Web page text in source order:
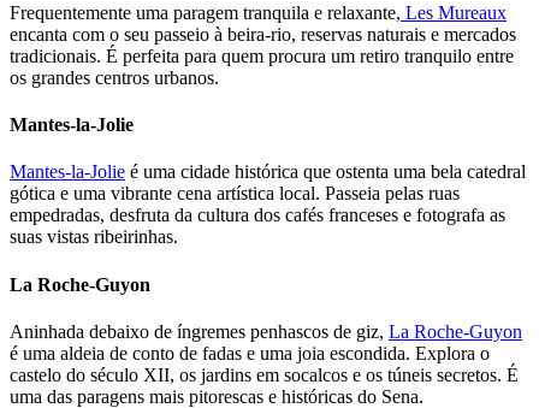
Frequentemente uma paragem tranquila e relaxante, Les Mureaux
encanta com o seu passeio à beira-rio, reservas naturais e mercados
tradicionais. É perfeita para quem procura um retiro tranquilo entre
os grandes centros urbanos.
Mantes-la-Jolie
Mantes-la-Jolie é uma cidade histórica que ostenta uma bela catedral
gótica e uma vibrante cena artística local. Passeia pelas ruas
empedradas, desfruta da cultura dos cafés franceses e fotografa as
suas vistas ribeirinhas.
La Roche-Guyon
Aninhada debaixo de íngremes penhascos de giz, La Roche-Guyon
é uma aldeia de conto de fadas e uma joia escondida. Explora o
castelo do século XII, os jardins em socalcos e os túneis secretos. É
uma das paragens mais pitorescas e históricas do Sena.